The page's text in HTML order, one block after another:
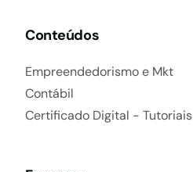
Conteúdos
Empreendedorismo e Mkt
Contábil
Certificado Digital - Tutoriais